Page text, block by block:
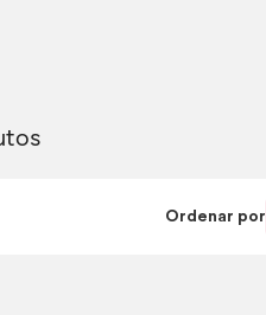
Ordenar por